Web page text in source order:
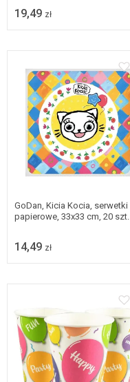
19,49 zł
GoDan, Kicia Kocia, serwetki
papierowe, 33x33 cm, 20 szt.
14,49 zł